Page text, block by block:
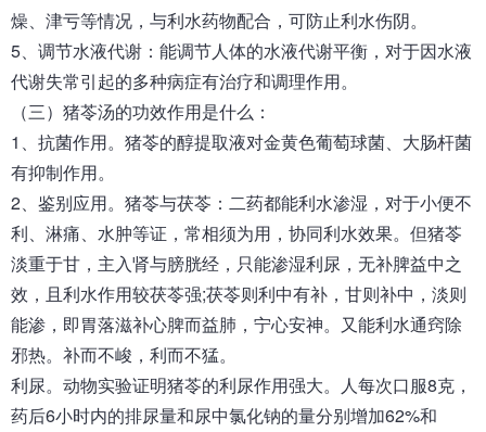
燥、津亏等情况，与利水药物配合，可防止利水伤阴。
5、调节水液代谢：能调节人体的水液代谢平衡，对于因水液
代谢失常引起的多种病症有治疗和调理作用。
（三）猪苓汤的功效作用是什么：
1、抗菌作用。猪苓的醇提取液对金黄色葡萄球菌、大肠杆菌
有抑制作用。
2、鉴别应用。猪苓与茯苓：二药都能利水渗湿，对于小便不
利、淋痛、水肿等证，常相须为用，协同利水效果。但猪苓
淡重于甘，主入肾与膀胱经，只能渗湿利尿，无补脾益中之
效，且利水作用较茯苓强;茯苓则利中有补，甘则补中，淡则
能渗，即胃落滋补心脾而益肺，宁心安神。又能利水通窍除
邪热。补而不峻，利而不猛。
利尿。动物实验证明猪苓的利尿作用强大。人每次口服8克，
药后6小时内的排尿量和尿中氯化钠的量分别增加62%和